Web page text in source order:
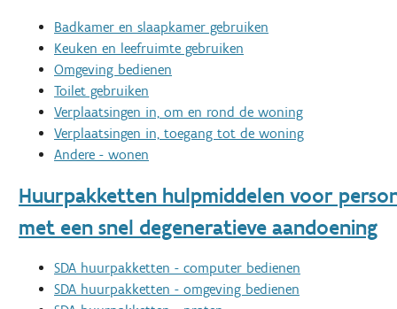
Badkamer en slaapkamer gebruiken
Keuken en leefruimte gebruiken
Omgeving bedienen
Toilet gebruiken
Verplaatsingen in, om en rond de woning
Verplaatsingen in, toegang tot de woning
Andere - wonen
Huurpakketten hulpmiddelen voor
met een snel degeneratieve aandoening
SDA huurpakketten - computer bedienen
SDA huurpakketten - omgeving bedienen